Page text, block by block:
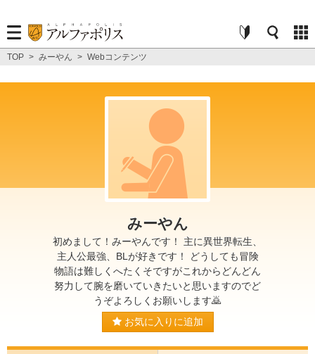
TOP > みーやん > Webコンテンツ
みーやん
初めまして！みーやんです！ 主に異世界転生、
主人公最強、BLが好きです！ どうしても冒険
物語は難しくへたくそですがこれからどんどん
努力して腕を磨いていきたいと思いますのでど
うぞよろしくお願いします🙇
お気に入りに追加